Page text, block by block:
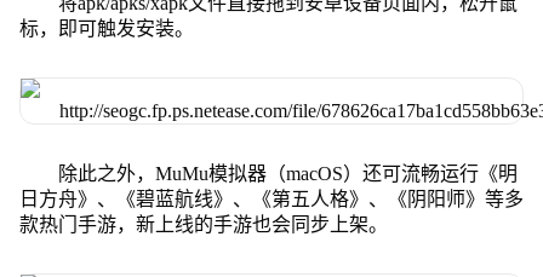
标，即可触发安装。
除此之外，MuMu模拟器（macOS）还可流畅运行《明
日方舟》、《碧蓝航线》、《第五人格》、《阴阳师》等多
款热门手游，新上线的手游也会同步上架。